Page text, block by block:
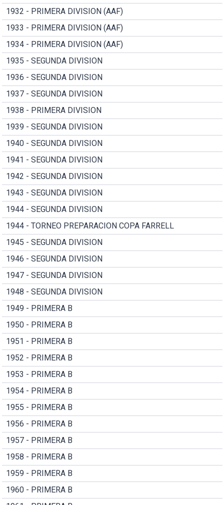
1932 - PRIMERA DIVISION (AAF)
1933 - PRIMERA DIVISION (AAF)
1934 - PRIMERA DIVISION (AAF)
1935 - SEGUNDA DIVISION
1936 - SEGUNDA DIVISION
1937 - SEGUNDA DIVISION
1938 - PRIMERA DIVISION
1939 - SEGUNDA DIVISION
1940 - SEGUNDA DIVISION
1941 - SEGUNDA DIVISION
1942 - SEGUNDA DIVISION
1943 - SEGUNDA DIVISION
1944 - SEGUNDA DIVISION
1944 - TORNEO PREPARACION COPA FARRELL
1945 - SEGUNDA DIVISION
1946 - SEGUNDA DIVISION
1947 - SEGUNDA DIVISION
1948 - SEGUNDA DIVISION
1949 - PRIMERA B
1950 - PRIMERA B
1951 - PRIMERA B
1952 - PRIMERA B
1953 - PRIMERA B
1954 - PRIMERA B
1955 - PRIMERA B
1956 - PRIMERA B
1957 - PRIMERA B
1958 - PRIMERA B
1959 - PRIMERA B
1960 - PRIMERA B